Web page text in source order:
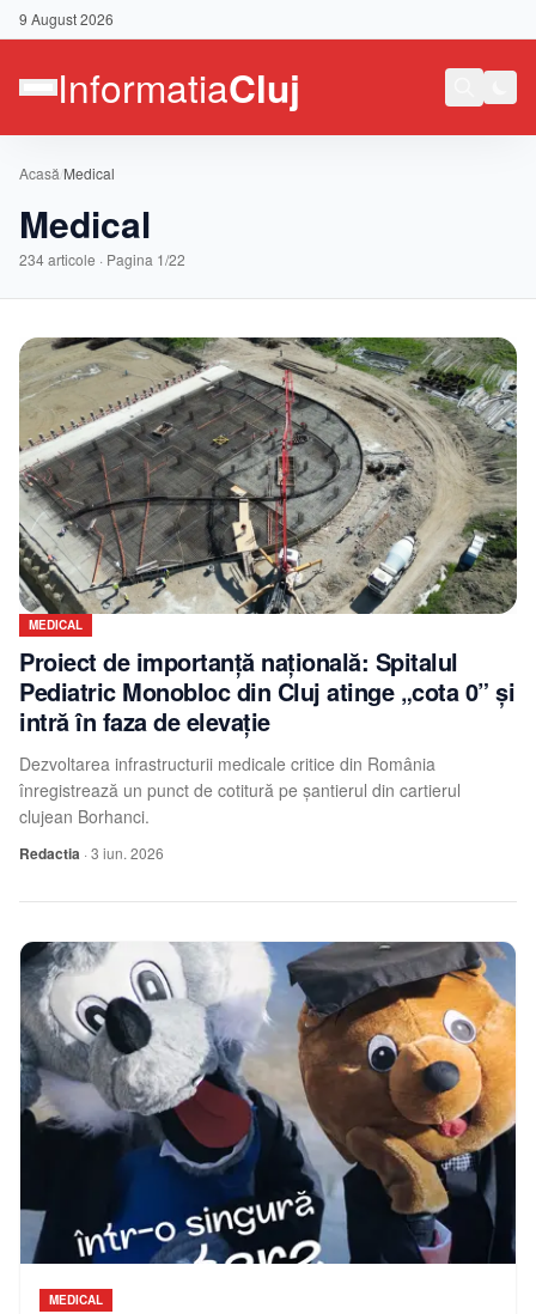
9 August 2026
Contact
Acasă/Medical
Medical
234articole · Pagina 1/22
MEDICAL
Proiect de importanță națională: Spitalul
Pediatric Monobloc din Cluj atinge „cota 0” și
intră în faza de elevație
Dezvoltarea infrastructurii medicale critice din România
înregistrează un punct de cotitură pe șantierul din cartierul
clujean Borhanci.
Redactia · 3 iun. 2026
MEDICAL